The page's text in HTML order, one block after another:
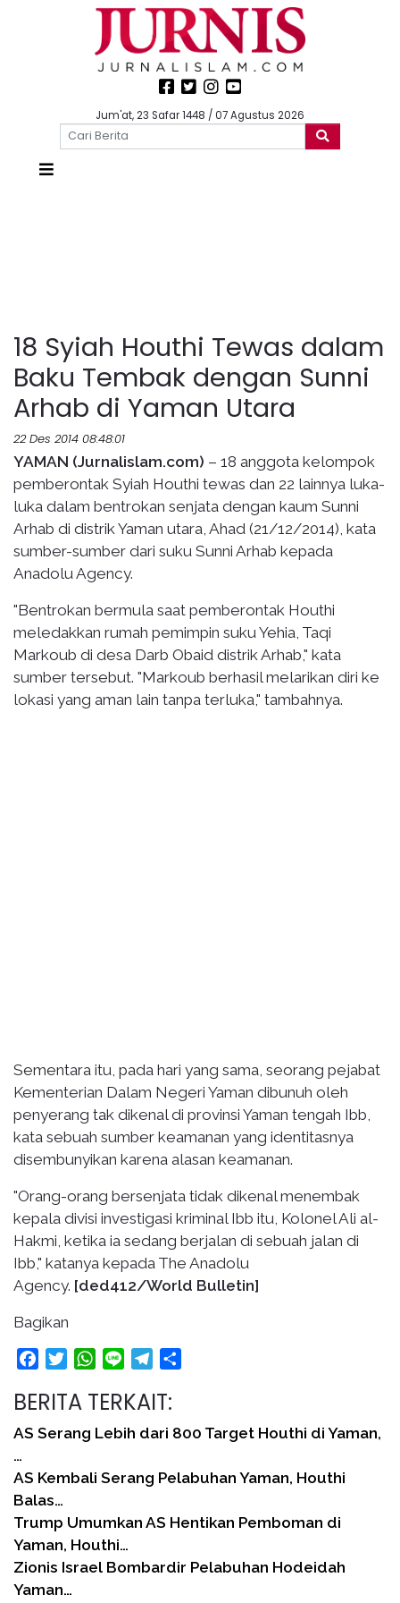
Jum'at, 23 Safar 1448 / 07 Agustus 2026
18 Syiah Houthi Tewas dalam
Baku Tembak dengan Sunni
Arhab di Yaman Utara
22 Des 2014 08:48:01
YAMAN (Jurnalislam.com) – 18 anggota kelompok
pemberontak Syiah Houthi tewas dan 22 lainnya luka-
luka dalam bentrokan senjata dengan kaum Sunni
Arhab di distrik Yaman utara, Ahad (21/12/2014), kata
sumber-sumber dari suku Sunni Arhab kepada
Anadolu Agency.
"Bentrokan bermula saat pemberontak Houthi
meledakkan rumah pemimpin suku Yehia, Taqi
Markoub di desa Darb Obaid distrik Arhab," kata
sumber tersebut. "Markoub berhasil melarikan diri ke
lokasi yang aman lain tanpa terluka," tambahnya.
Sementara itu, pada hari yang sama, seorang pejabat
Kementerian Dalam Negeri Yaman dibunuh oleh
penyerang tak dikenal di provinsi Yaman tengah Ibb,
kata sebuah sumber keamanan yang identitasnya
disembunyikan karena alasan keamanan.
"Orang-orang bersenjata tidak dikenal menembak
kepala divisi investigasi kriminal Ibb itu, Kolonel Ali al-
Hakmi, ketika ia sedang berjalan di sebuah jalan di
Ibb," katanya kepada The Anadolu
Agency. [ded412/World Bulletin]
Bagikan
FacebookTwitterWhatsApp
Line Telegram
BERITA TERKAIT:
AS Serang Lebih dari 800 Target Houthi di Yaman,
…
AS Kembali Serang Pelabuhan Yaman, Houthi
Balas…
Trump Umumkan AS Hentikan Pemboman di
Yaman, Houthi…
Zionis Israel Bombardir Pelabuhan Hodeidah
Yaman…